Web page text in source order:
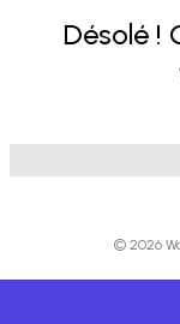
Désolé !
© 2026